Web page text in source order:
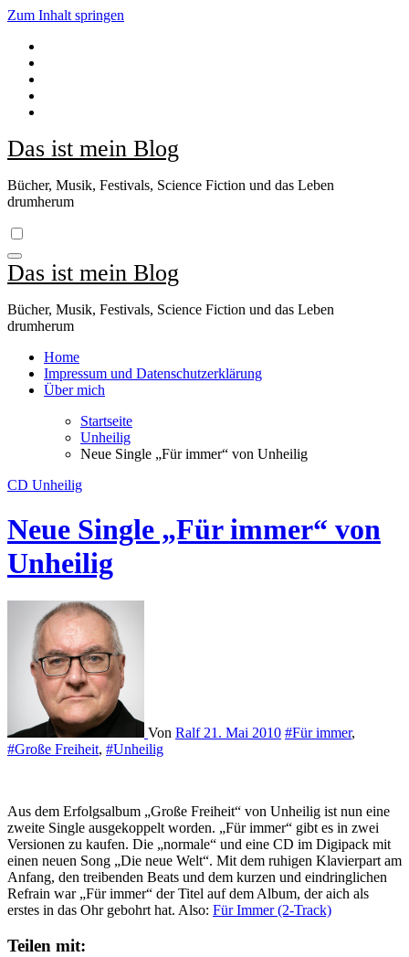
Zum Inhalt springen
Das ist mein Blog
Bücher, Musik, Festivals, Science Fiction und das Leben
drumherum
Das ist mein Blog
Bücher, Musik, Festivals, Science Fiction und das Leben
drumherum
Home
Impressum und Datenschutzerklärung
Über mich
Startseite
Unheilig
Neue Single „Für immer“ von Unheilig
CD Unheilig
Neue Single „Für immer“ von
Unheilig
Von Ralf 21. Mai 2010 #Für immer,
#Große Freiheit, #Unheilig
Aus dem Erfolgsalbum „Große Freiheit“ von Unheilig ist nun eine
zweite Single ausgekoppelt worden. „Für immer“ gibt es in zwei
Versionen zu kaufen. Die „normale“ und eine CD im Digipack mit
einen neuen Song „Die neue Welt“. Mit dem ruhigen Klavierpart am
Anfang, den treibenden Beats und dem kurzen und eindringlichen
Refrain war „Für immer“ der Titel auf dem Album, der aich als
erstes in das Ohr gebohrt hat. Also: Für Immer (2-Track)
Teilen mit: